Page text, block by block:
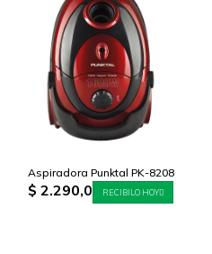
Aspiradora Punktal PK-8208
$ 2.290,0 RECIBILO HOY